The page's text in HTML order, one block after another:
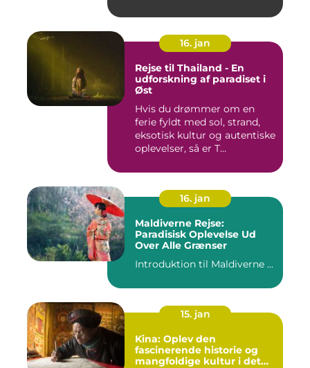
16. jan
Rejse til Thailand - En
udforskning af paradiset i
Øst
Hvis du drømmer om en
ferie fyldt med sol, strand,
eksotisk kultur og autentiske
oplevelser, så er T...
16. jan
Maldiverne Rejse:
Paradisisk Oplevelse Ud
Over Alle Grænser
Introduktion til Maldiverne ...
15. jan
Kina: Oplev den
fascinerende historie og
mangfoldige kultur i det